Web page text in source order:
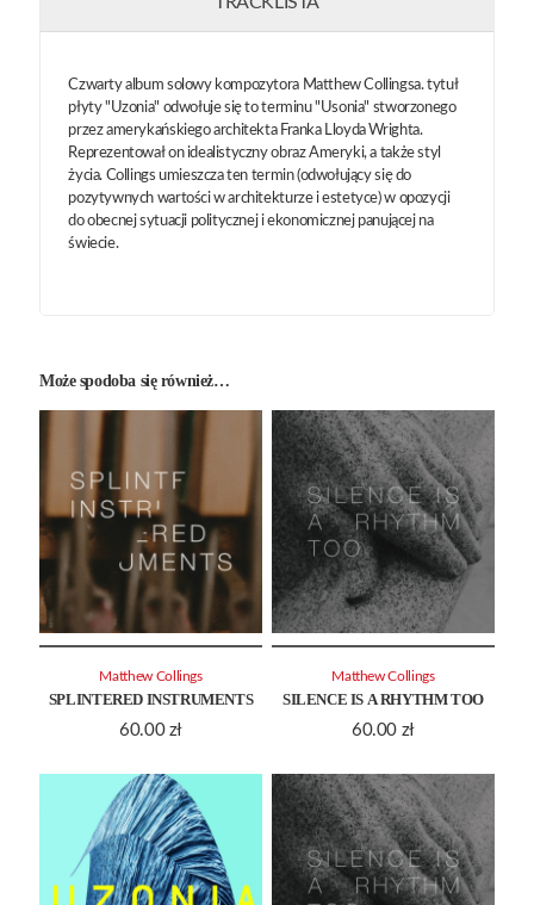
Czwarty album solowy kompozytora Matthew Collingsa. tytuł
płyty "Uzonia" odwołuje się to terminu "Usonia" stworzonego
przez amerykańskiego architekta Franka Lloyda Wrighta.
Reprezentował on idealistyczny obraz Ameryki, a także styl
życia. Collings umieszcza ten termin (odwołujący się do
pozytywnych wartości w architekturze i estetyce) w opozycji
do obecnej sytuacji politycznej i ekonomicznej panującej na
świecie.
Może spodoba się również…
SPLINTERED INSTRUMENTS
60.00 zł
Matthew Collings
SILENCE IS A RHYTHM TOO
60.00 zł
Matthew Collings